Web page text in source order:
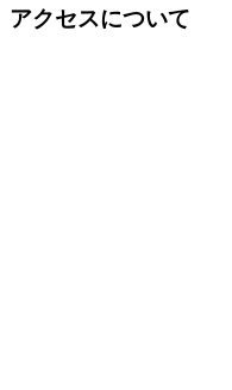
アクセスについて